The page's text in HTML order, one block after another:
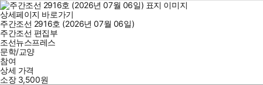
상세페이지 바로가기
주간조선 2916호 (2026년 07월 06일)
주간조선 편집부
조선뉴스프레스
문학/교양
참여
상세 가격
소장 3,500원